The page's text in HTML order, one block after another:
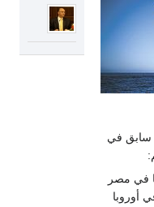
سابق في
في مصر
أوروبا